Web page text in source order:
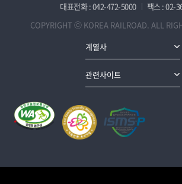
대표전화 : 042-472-5000
팩스 : 02-
COPYRIGHT ⓒ KOREA RAILROAD. ALL
계열사
관련사이트